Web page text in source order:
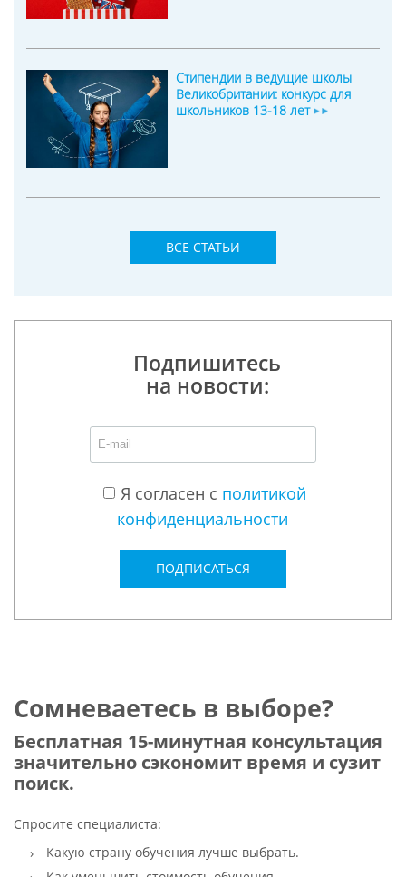
Стипендии в ведущие школы
Великобритании: конкурс для
школьников 13-18 лет
ВСЕ СТАТЬИ
Подпишитесь
на новости:
Я согласен с политикой
конфиденциальности
ПОДПИСАТЬСЯ
Сомневаетесь в выборе?
Бесплатная 15-минутная консультация
значительно сэкономит время и сузит
поиск.
Спросите специалиста:
Какую страну обучения лучше выбрать.